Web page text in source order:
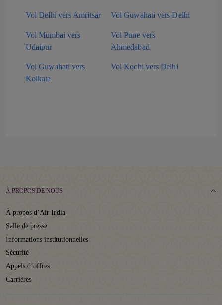
Vol Delhi vers Amritsar Vol Guwahati vers Delhi
Vol Mumbai vers
Udaipur
Vol Pune vers
Ahmedabad
Vol Guwahati vers
Kolkata
Vol Kochi vers Delhi
À PROPOS DE NOUS
À propos d’Air India
Salle de presse
Informations institutionnelles
Sécurité
Appels d’offres
Carrières